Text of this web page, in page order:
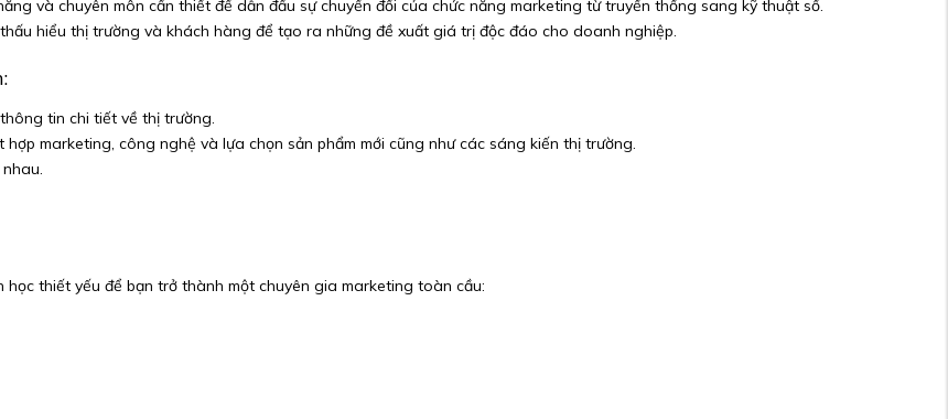
và chuyên môn cần thiết để dẫn đầu sự chuyển đổi của chức năng marketing từ truyền thống sang kỹ thuật số.
hiểu thị trường và khách hàng để tạo ra những đề xuất giá trị độc đáo cho doanh nghiệp.
tin chi tiết về thị trường.
marketing, công nghệ và lựa chọn sản phẩm mới cũng như các sáng kiến thị trường.
thiết yếu để bạn trở thành một chuyên gia marketing toàn cầu: